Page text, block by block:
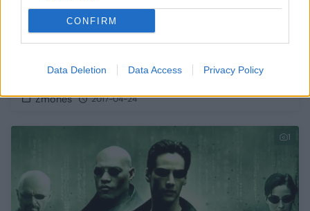
CONFIRM
Data Deletion Data Access Privacy Policy
sukurto prieš 23 metus
Žmonės 2017-04-24
1